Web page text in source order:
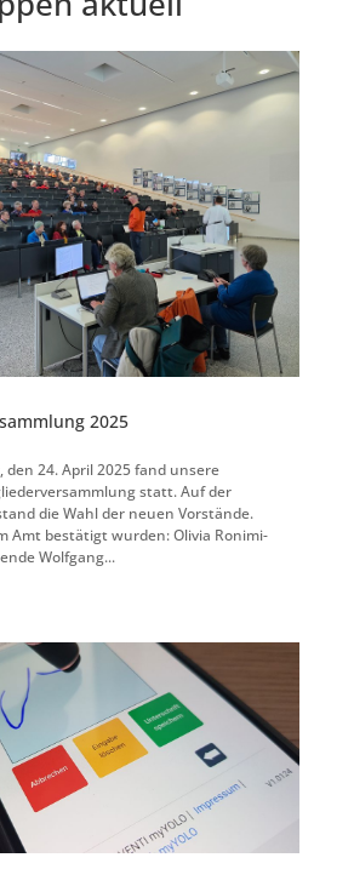
2025
den 24. April 2025 fand unsere
statt. Auf der
die Wahl der neuen Vorstände.
Amt bestätigt wurden: Olivia Ronimi-
Wolfgang...